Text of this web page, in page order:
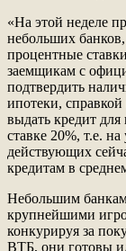
«На этой неделе
небольших
процентные
заемщикам с
подтвердить
ипотеки,
выдать кредит
ставке 20%, т.е.
действующих
кредитам в
Небольшим
крупнейшими
конкурируя за
ВТБ, они готовы